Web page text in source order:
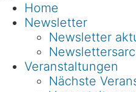
Home
Newsletter
Newsletter
Veranstaltungen
Nächste